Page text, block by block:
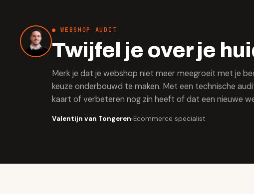
● WEBSHOP AUDIT
Twijfel je over je
Merk je dat je webshop niet meer meegroeit met je
keuze onderbouwd te maken. Met een technische
kaart of verbeteren nog zin heeft of dat een nieuwe
Valentijn van Tongeren Ecommerce specialist